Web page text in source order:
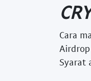
Cara
Syarat